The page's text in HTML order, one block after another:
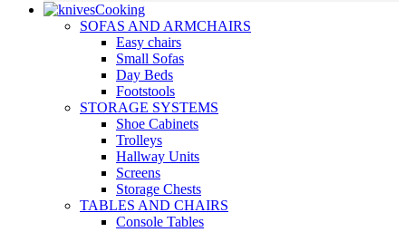
Cooking
SOFAS AND ARMCHAIRS
Easy chairs
Small Sofas
Day Beds
Footstools
STORAGE SYSTEMS
Shoe Cabinets
Trolleys
Hallway Units
Screens
Storage Chests
TABLES AND CHAIRS
Console Tables